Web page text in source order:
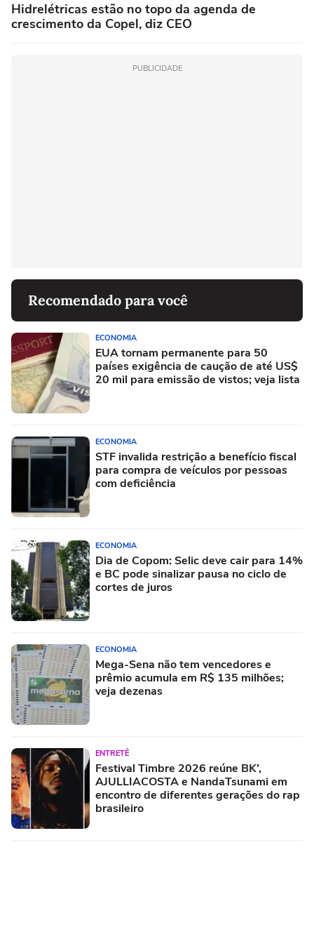
Hidrelétricas estão no topo da agenda de
crescimento da Copel, diz CEO
PUBLICIDADE
Recomendado para você
ECONOMIA
EUA tornam permanente para 50
países exigência de caução de até US$
20 mil para emissão de vistos; veja lista
ECONOMIA
STF invalida restrição a benefício fiscal
para compra de veículos por pessoas
com deficiência
ECONOMIA
Dia de Copom: Selic deve cair para 14%
e BC pode sinalizar pausa no ciclo de
cortes de juros
ECONOMIA
Mega-Sena não tem vencedores e
prêmio acumula em R$ 135 milhões;
veja dezenas
ENTRETÊ
Festival Timbre 2026 reúne BK’,
AJULLIACOSTA e NandaTsunami em
encontro de diferentes gerações do rap
brasileiro